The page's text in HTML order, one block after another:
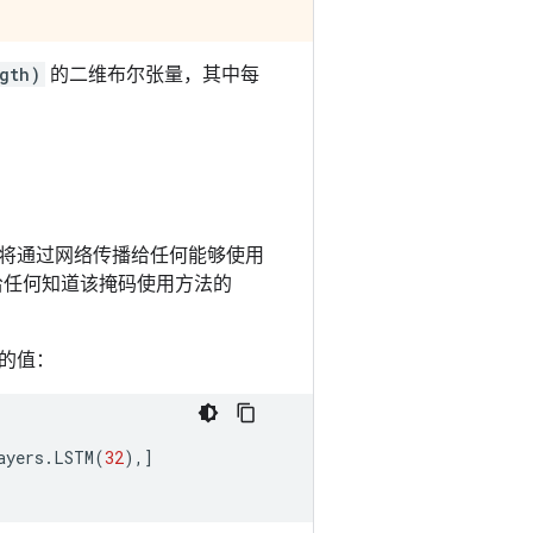
的二维布尔张量，其中每
通过网络传播给任何能够使用
何知道该掩码使用方法的
值：
. LSTM(32),]